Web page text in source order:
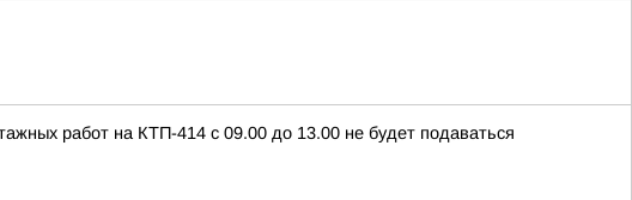
работ на КТП-414 с 09.00 до 13.00 не будет подаваться